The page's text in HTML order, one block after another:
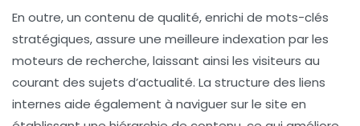
En outre, un contenu de qualité, enrichi de mots-clés
stratégiques, assure une meilleure indexation par les
moteurs de recherche, laissant ainsi les visiteurs au
courant des sujets d’actualité. La structure des liens
internes aide également à naviguer sur le site en